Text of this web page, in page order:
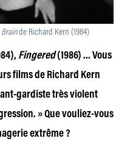
de Richard Kern (1984)
Fingered(1986) … Vous
films de Richard Kern
gardiste très violent
» Que vouliez-vous
extrême ?